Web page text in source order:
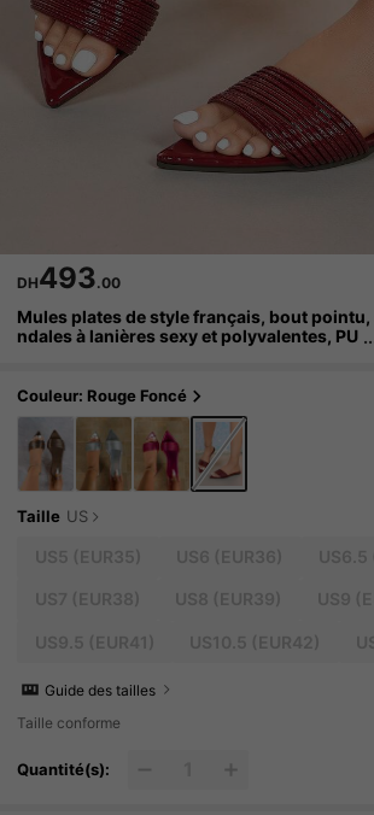
DH493.00
Mules plates de style français, bout pointu,
ndales à lanières sexy et polyvalentes, PU
mander une taille en dessous)
Couleur: Rouge Foncé
Taille US
Guide des tailles
Taille conforme
Quantité(s):